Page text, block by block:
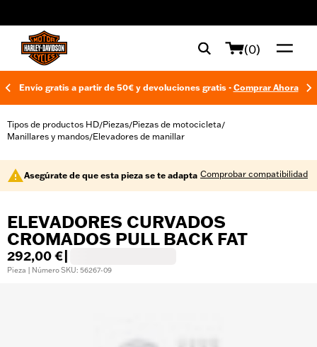
(0)
Envío gratis a partir de 50€ y devoluciones gratis - Comprar Ahora
Tipos de productos HD/Piezas/Piezas de motocicleta/
Manillares y mandos/Elevadores de manillar
Asegúrate de que esta pieza se te adapta Comprobar compatibilidad
ELEVADORES CURVADOS
CROMADOS PULL BACK FAT
292,00 €
Pieza | Número SKU: 56267-09